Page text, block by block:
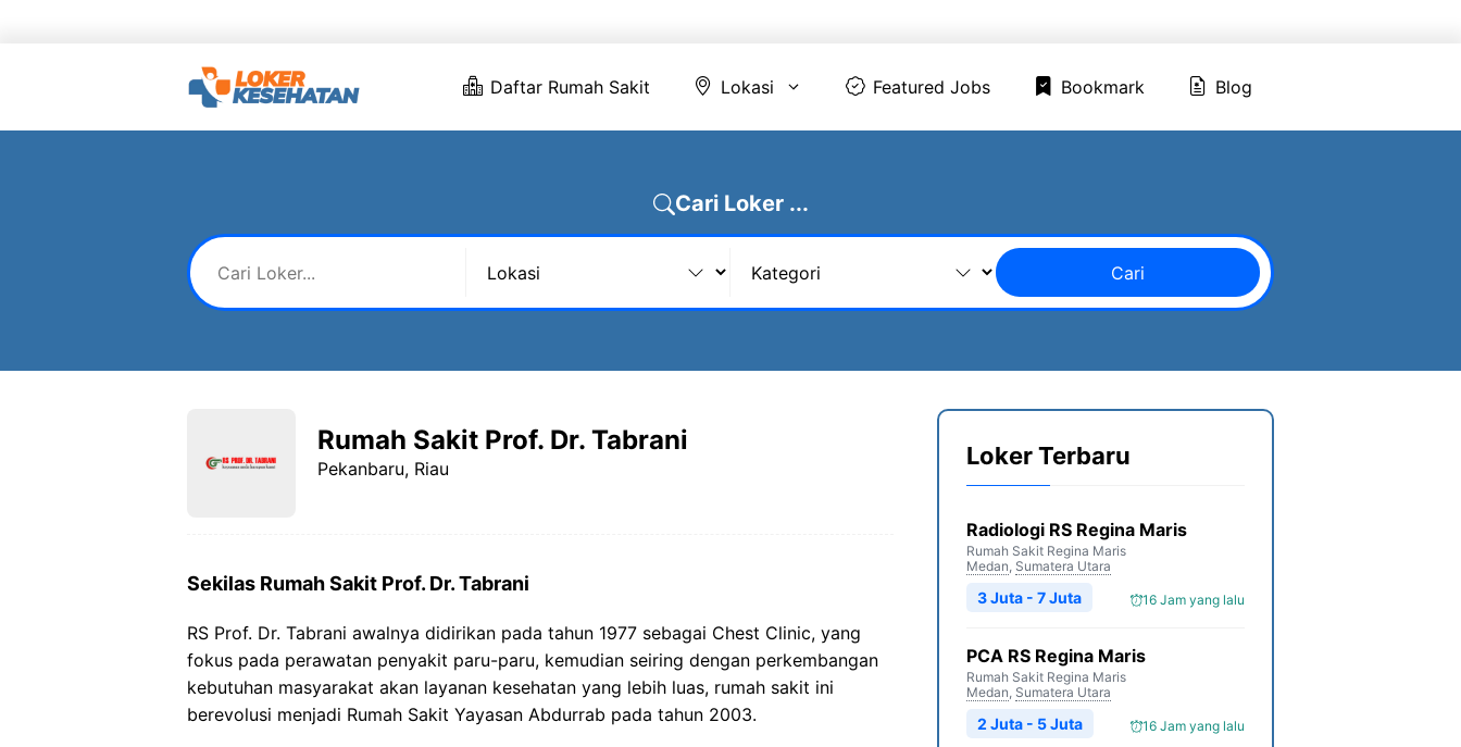
Daftar Rumah Sakit Lokasi Featured Jobs Bookmark Blog
Cari Loker ...
Cari
Rumah Sakit Prof. Dr. Tabrani
Pekanbaru, Riau
Sekilas Rumah Sakit Prof. Dr. Tabrani
RS Prof. Dr. Tabrani awalnya didirikan pada tahun 1977 sebagai Chest Clinic, yang
fokus pada perawatan penyakit paru-paru, kemudian seiring dengan perkembangan
kebutuhan masyarakat akan layanan kesehatan yang lebih luas, rumah sakit ini
berevolusi menjadi Rumah Sakit Yayasan Abdurrab pada tahun 2003.
Loker Terbaru
Radiologi RS Regina Maris
Rumah Sakit Regina Maris
Medan, Sumatera Utara
16 Jam yang lalu
3 Juta - 7 Juta
PCA RS Regina Maris
Rumah Sakit Regina Maris
Medan, Sumatera Utara
16 Jam yang lalu
2 Juta - 5 Juta